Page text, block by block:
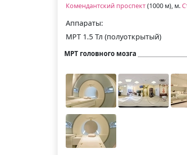
Комендантский проспект(1000 м), м.
Аппараты:
МРТ 1.5 Тл (полуоткрытый)
МРТ головного мозга